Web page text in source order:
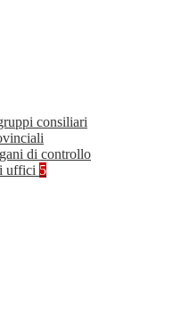
consiliari
di controllo
uffici 5